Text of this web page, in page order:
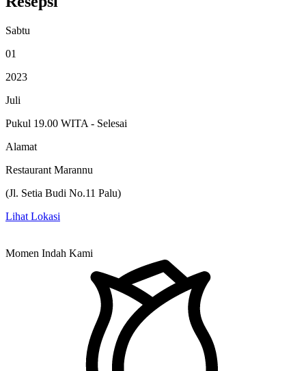
Sabtu
01
2023
Juli
Pukul 19.00 WITA - Selesai
Alamat
Restaurant Marannu
(Jl. Setia Budi No.11 Palu)
Lihat Lokasi
Momen Indah Kami